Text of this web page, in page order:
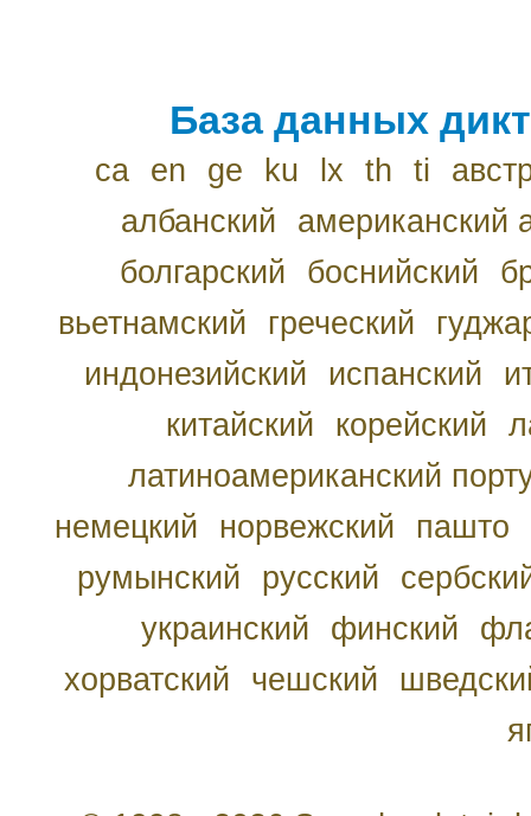
База данных
ca en ge ku lx th ti
албанский
американский
болгарский
боснийский
вьетнамский
греческий
индонезийский
испанский
китайский
корейский
латиноамериканский
немецкий
норвежский
пашто
румынский
русский
украинский
финский
хорватский
чешский